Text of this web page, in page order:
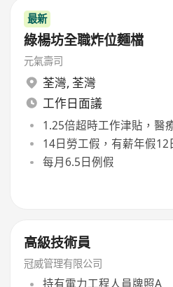
最新
綠楊坊全職炸位麵檔
元氣壽司
荃灣, 荃灣
工作日面議
1.25倍超時工作津貼，醫
14日勞工假，有薪年假12
每月6.5日例假
高級技術員
冠威管理有限公司
持有電力工程人員牌照A